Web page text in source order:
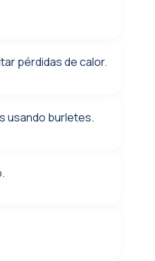
pérdidas de calor.
usando burletes.